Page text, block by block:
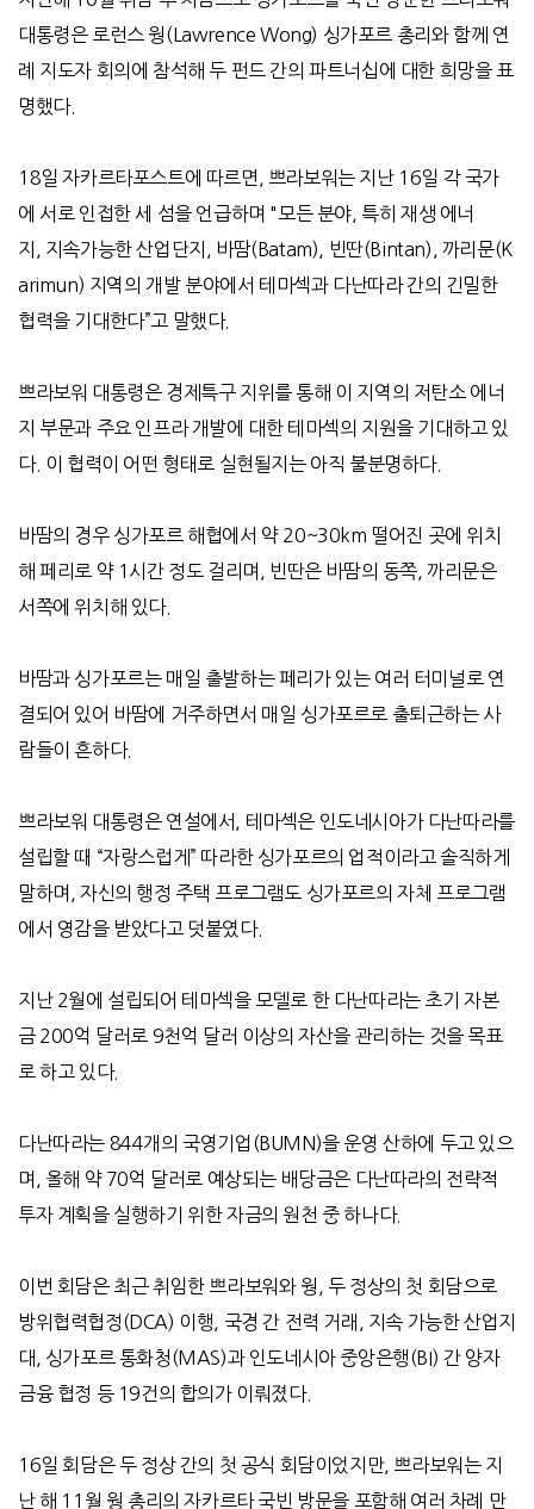
대통령은 로런스 웡(Lawrence Wong) 싱가포르 총리와 함께 연
례 지도자 회의에 참석해 두 펀드 간의 파트너십에 대한 희망을 표
명했다.
18일 자카르타포스트에 따르면 , 쁘라보워는 지난 16일 각 국가
에 서로 인접한 세 섬을 언급하며 "모든 분야, 특히 재생 에너
지 , 지속가능한 산업단지 , 바땀(Batam), 빈딴(Bintan), 까리문(K
arimun) 지역의 개발 분야에서 테마섹과 다난따라 간의 긴밀한
협력을 기대한다”고 말했다.
쁘라보워 대통령은 경제특구 지위를 통해 이 지역의 저탄소 에너
지 부문과 주요 인프라 개발에 대한 테마섹의 지원을 기대하고 있
다. 이 협력이 어떤 형태로 실현될지는 아직 불분명하다.
바땀의 경우 싱가포르 해협에서 약20~30km 떨어진 곳에 위치
해 페리로 약1 시간 정도 걸리며 , 빈딴은 바땀의 동쪽, 까리문은
서쪽에 위치해 있다.
바땀과 싱가포르는 매일 출발하는 페리가 있는 여러 터미널로 연
결되어 있어 바땀에 거주하면서 매일 싱가포르로 출퇴근하는 사
람들이 흔하다.
쁘라보워 대통령은 연설에서, 테마섹은 인도네시아가 다난따라를
설립할 때 “자랑스럽게 ” 따라한 싱가포르의 업적이라고 솔직하게
말하며, 자신의 행정 주택 프로그램도 싱가포르의 자체 프로그램
에서 영감을 받았다고 덧붙였다.
지난2월에 설립되어 테마섹을 모델로 한 다난따라는 초기 자본
금200억 달러로 9천억 달러 이상의 자산을 관리하는 것을 목표
로 하고 있다.
다난따라는 844개의 국영기업 (BUMN)을 운영 산하에 두고 있으
며 , 올해 약70억 달러로 예상되는 배당금은 다난따라의 전략적
투자 계획을 실행하기 위한 자금의 원천 중 하나다.
이번 회담은 최근 취임한 쁘라보워와 웡 , 두 정상의 첫 회담으로
방위협력협정(DCA) 이행, 국경 간 전력 거래 , 지속 가능한 산업지
대 , 싱가포르 통화청(MAS)과 인도네시아 중앙은행(BI) 간 양자
금융 협정 등19건의 합의가 이뤄졌다.
16일 회담은 두 정상 간의 첫 공식 회담이었지만, 쁘라보워는 지
난 해 11 월 웡 총리의 자카르타 국빈 방문을 포함해 여러 차례 만